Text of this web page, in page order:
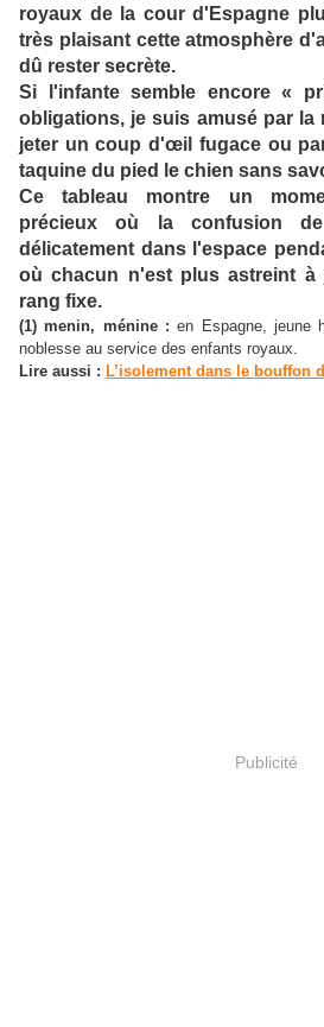
royaux de la cour d'Espagne
très plaisant cette atmosphère
dû rester secrète.
Si l'infante semble encore «
obligations, je suis amusé par la
jeter un coup d'œil fugace ou
taquine du pied le chien sans
Ce tableau montre un
précieux où la confusion
délicatement dans l'espace
où chacun n'est plus astreint
rang fixe.
(1) menin, ménine : en Espagne, jeune
noblesse au service des enfants royaux.
Lire aussi : L’isolement dans le bouffon
Publicité